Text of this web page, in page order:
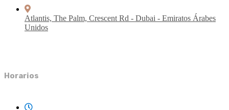
Atlantis, The Palm, Crescent Rd - Dubai - Emiratos Árabes
Unidos
Horarios